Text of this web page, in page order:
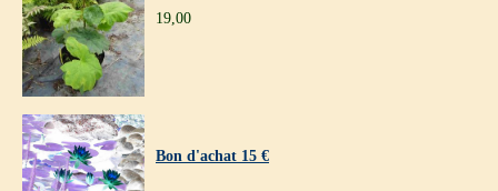
19,00
Bon d'achat 15 €